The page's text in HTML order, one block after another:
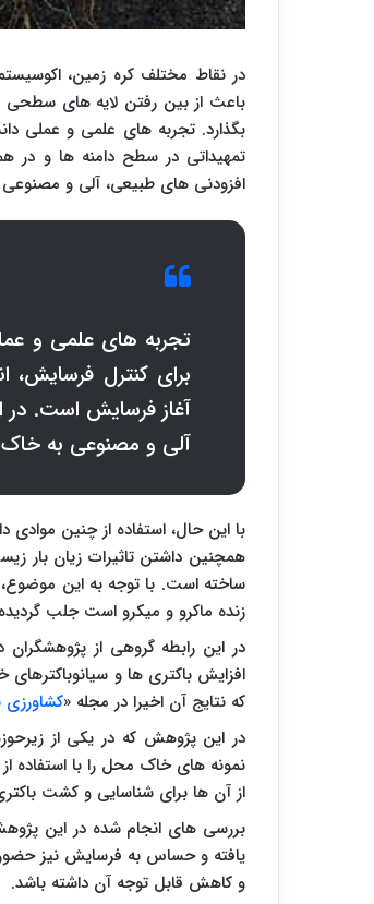
در نقاط مختلف کره زمین،
باعث از بین رفتن لایه های سطحی
بگذارد. تجربه های علمی و عملی
تمهیداتی در سطح دامنه ها و در
افزودنی های طبیعی، آلی و مصنوعی
تجربه های علمی و
برای کنترل فرسایش،
آغاز فرسایش است. در
آلی و مصنوعی به خاک
با این حال، استفاده از چنین
همچنین داشتن تاثیرات زیان بار
ساخته است. با توجه به این
زنده ماکرو و میکرو است جلب
در این رابطه گروهی از
افزایش باکتری ها و
که نتایج آن اخیرا در مجله «
در این پژوهش که در یکی از
نمونه های خاک محل را با استفاده
از آن ها برای شناسایی و کشت
بررسی های انجام شده در این
یافته و حساس به فرسایش نیز
و کاهش قابل توجه آن داشته باشد.